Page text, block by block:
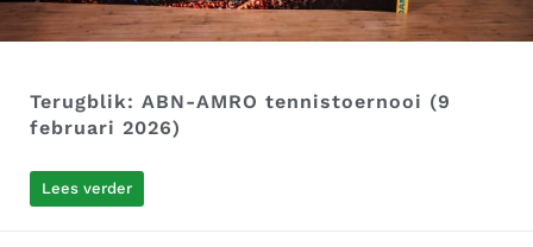
Terugblik: ABN-AMRO tennistoernooi (9
februari 2026)
Lees verder